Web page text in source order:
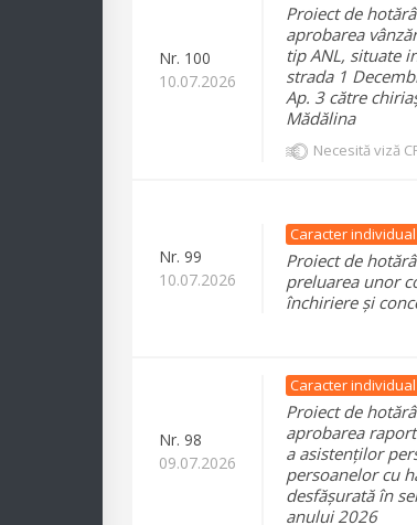
Nr. 100
10.07.2026
Proiect de
aprobarea
tip ANL, situate
strada 1
Ap. 3 către
Mădălina
Necesită viză
Nr. 99
10.07.2026
Caracter individual
Proiect de
preluarea unor
închiriere și
Nr. 98
09.07.2026
Caracter individual
Proiect de
aprobarea
a asistenților
persoanelor cu
desfășurată în
anului 2026